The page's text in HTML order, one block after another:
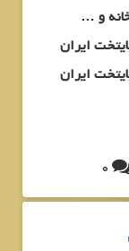
و …
ایران
ایران
0